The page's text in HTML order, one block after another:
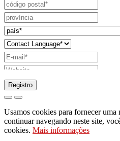
pedido para enviar
pedido para ser
representante de vendas
Registro
Usamos cookies para fornecer
continuar navegando neste site,
cookies. Mais informações